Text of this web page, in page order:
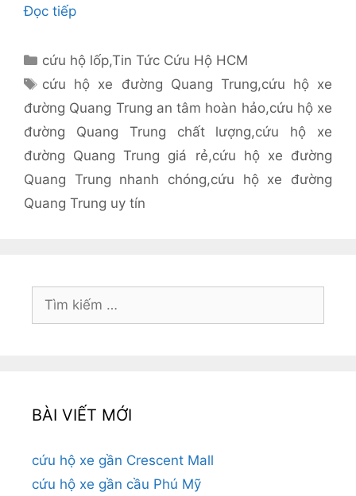
Đọc tiếp
Danh
mục
cứu hộ lốp,Tin Tức Cứu Hộ HCM
Thẻ
cứu hộ xe đường Quang Trung,cứu hộ xe
đường Quang Trung an tâm hoàn hảo,cứu hộ xe
đường Quang Trung chất lượng,cứu hộ xe
đường Quang Trung giá rẻ,cứu hộ xe đường
Quang Trung nhanh chóng,cứu hộ xe đường
Quang Trung uy tín
Tìm
kiếm
BÀI VIẾT MỚI
cứu hộ xe gần Crescent Mall
cứu hộ xe gần cầu Phú Mỹ